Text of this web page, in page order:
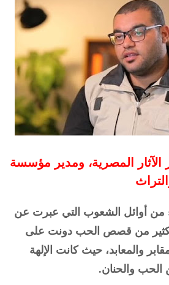
المصرية، ومدير مؤسسة
من أوائل الشعوب التي عبرت عن
من قصص الحب دونت على
والمعابد، حيث كانت الإلهة
والحنان.